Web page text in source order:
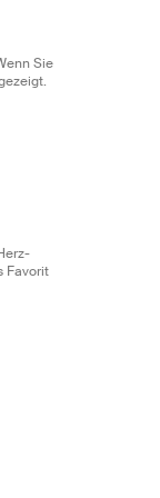
Sie
Favorit